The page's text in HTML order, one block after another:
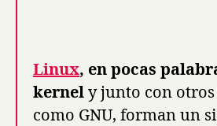
Linux, en pocas
kernel y junto con
como GNU, forman un